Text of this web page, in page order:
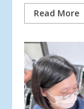
Read More